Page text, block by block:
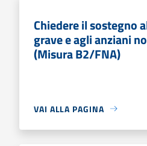
Chiedere il sostegno
grave e agli anziani
(Misura B2/FNA)
VAI ALLA PAGINA